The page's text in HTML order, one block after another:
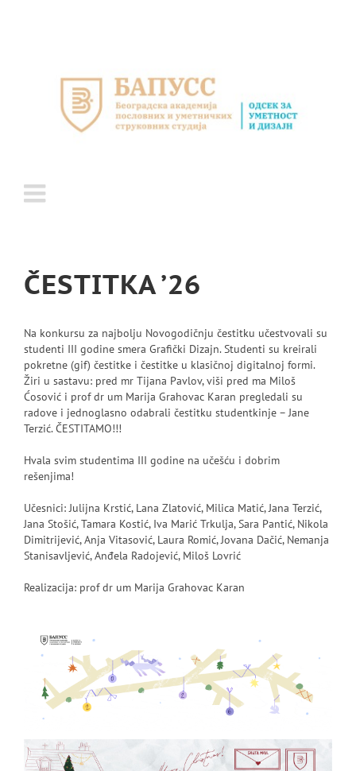
ČESTITKA ’26
Na konkursu za najbolju Novogodičnju čestitku učestvovali su
studenti III godine smera Grafički Dizajn. Studenti su kreirali
pokretne (gif) čestitke i čestitke u klasičnoj digitalnoj formi.
Žiri u sastavu: pred mr Tijana Pavlov, viši pred ma Miloš
Ćosović i prof dr um Marija Grahovac Karan pregledali su
radove i jednoglasno odabrali čestitku studentkinje – Jane
Terzić. ČESTITAMO!!!
Hvala svim studentima III godine na učešću i dobrim
rešenjima!
Učesnici: Julijna Krstić, Lana Zlatović, Milica Matić, Jana Terzić,
Jana Stošić, Tamara Kostić, Iva Marić Trkulja, Sara Pantić, Nikola
Dimitrijević, Anja Vitasović, Laura Romić, Jovana Dačić, Nemanja
Stanisavljević, Anđela Radojević, Miloš Lovrić
Realizacija: prof dr um Marija Grahovac Karan